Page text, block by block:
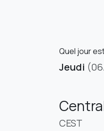
Quel jour
Jeudi
CEST